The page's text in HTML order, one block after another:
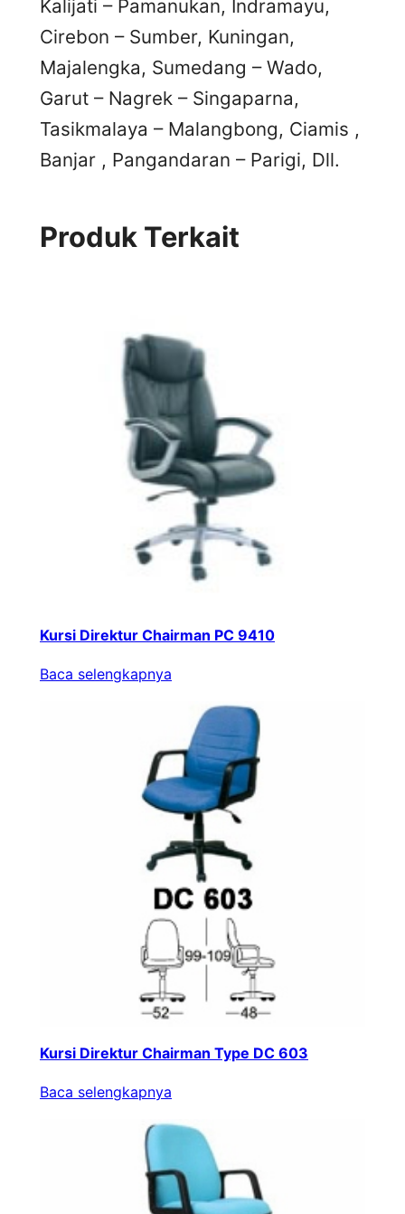
Kalijati – Pamanukan, Indramayu,
Cirebon – Sumber, Kuningan,
Majalengka, Sumedang – Wado,
Garut – Nagrek – Singaparna,
Tasikmalaya – Malangbong, Ciamis ,
Banjar , Pangandaran – Parigi, Dll.
Produk Terkait
Kursi Direktur Chairman PC 9410
Baca selengkapnya
Kursi Direktur Chairman Type DC 603
Baca selengkapnya